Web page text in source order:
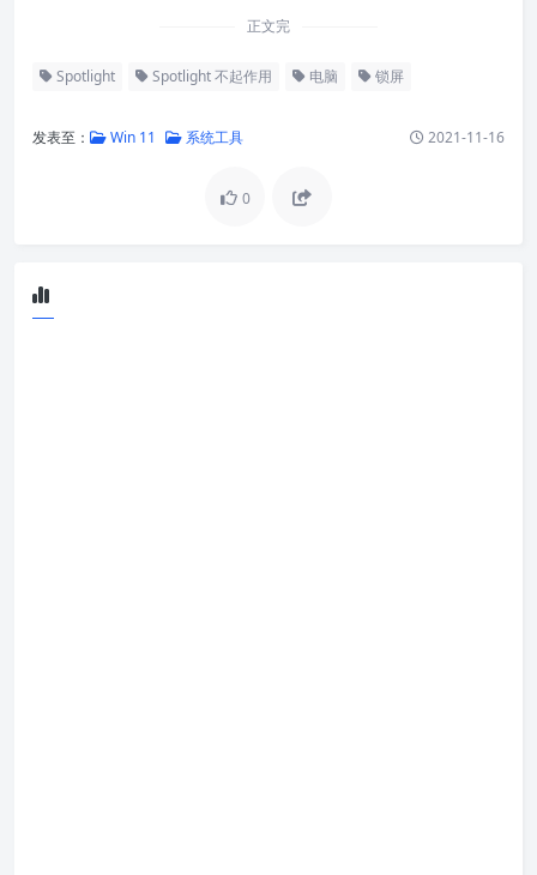
正文完
Spotlight Spotlight 不起作用 电脑 锁屏
发表至： Win 11 系统工具 2021-11-16
0